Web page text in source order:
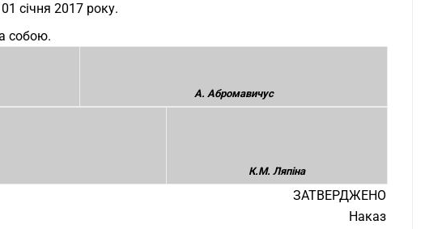
cічня 2017 року.
собою.
А. Абромавичус
К.М. Ляпіна
ЗАТВЕРДЖЕНО
Наказ